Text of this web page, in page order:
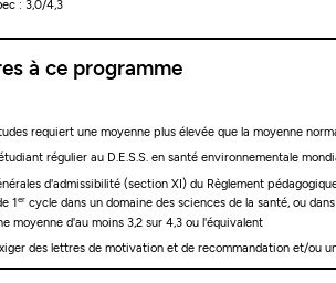
: 3,0/4,3
à ce programme
requiert une moyenne plus élevée que la moyenne
régulier au D.E.S.S. en santé environnementale
d'admissibilité (section XI) du Règlement
1 ercycle dans un domaine des sciences de la santé, ou
moyenne d'au moins 3,2 sur 4,3 ou l'équivalent
des lettres de motivation et de recommandation et/ou